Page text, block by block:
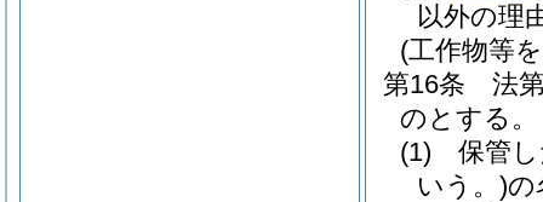
以外の理
(工作物等
第16条
法
のとする。
(1)
保管
いう。)の